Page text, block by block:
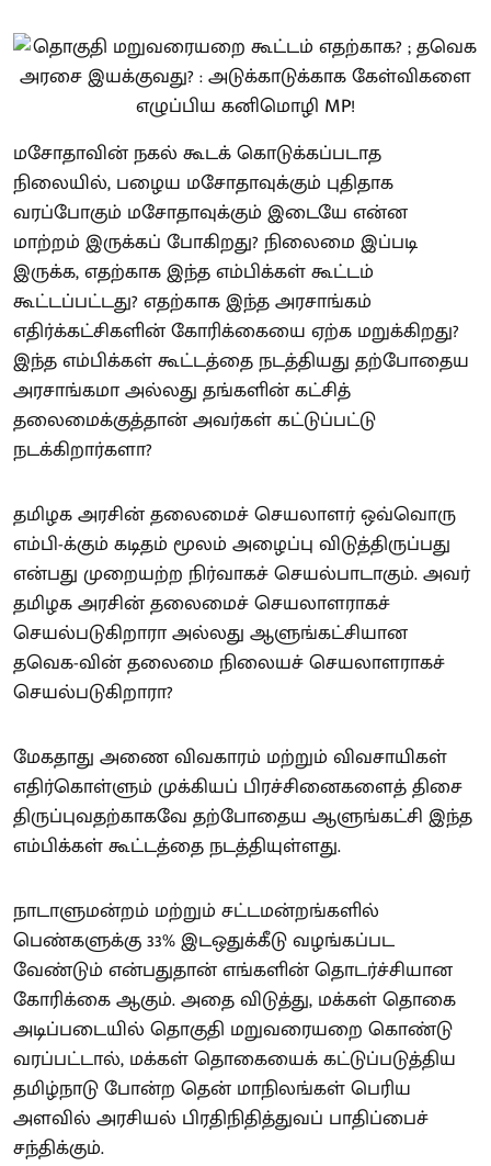
மசோதாவின் நகல் கூடக் கொடுக்கப்படாத
நிலையில், பழைய மசோதாவுக்கும் புதிதாக
வரப்போகும் மசோதாவுக்கும் இடையே என்ன
மாற்றம் இருக்கப் போகிறது? நிலைமை இப்படி
இருக்க, எதற்காக இந்த எம்பிக்கள் கூட்டம்
கூட்டப்பட்டது? எதற்காக இந்த அரசாங்கம்
எதிர்க்கட்சிகளின் கோரிக்கையை ஏற்க மறுக்கிறது?
இந்த எம்பிக்கள் கூட்டத்தை நடத்தியது தற்போதைய
அரசாங்கமா அல்லது தங்களின் கட்சித்
தலைமைக்குத்தான் அவர்கள் கட்டுப்பட்டு
நடக்கிறார்களா?
தமிழக அரசின் தலைமைச் செயலாளர் ஒவ்வொரு
எம்பி-க்கும் கடிதம் மூலம் அழைப்பு விடுத்திருப்பது
என்பது முறையற்ற நிர்வாகச் செயல்பாடாகும். அவர்
தமிழக அரசின் தலைமைச் செயலாளராகச்
செயல்படுகிறாரா அல்லது ஆளுங்கட்சியான
தவெக-வின் தலைமை நிலையச் செயலாளராகச்
செயல்படுகிறாரா?
மேகதாது அணை விவகாரம் மற்றும் விவசாயிகள்
எதிர்கொள்ளும் முக்கியப் பிரச்சினைகளைத் திசை
திருப்புவதற்காகவே தற்போதைய ஆளுங்கட்சி இந்த
எம்பிக்கள் கூட்டத்தை நடத்தியுள்ளது.
நாடாளுமன்றம் மற்றும் சட்டமன்றங்களில்
பெண்களுக்கு 33% இடஒதுக்கீடு வழங்கப்பட
வேண்டும் என்பதுதான் எங்களின் தொடர்ச்சியான
கோரிக்கை ஆகும். அதை விடுத்து, மக்கள் தொகை
அடிப்படையில் தொகுதி மறுவரையறை கொண்டு
வரப்பட்டால், மக்கள் தொகையைக் கட்டுப்படுத்திய
தமிழ்நாடு போன்ற தென் மாநிலங்கள் பெரிய
அளவில் அரசியல் பிரதிநிதித்துவப் பாதிப்பைச்
சந்திக்கும்.